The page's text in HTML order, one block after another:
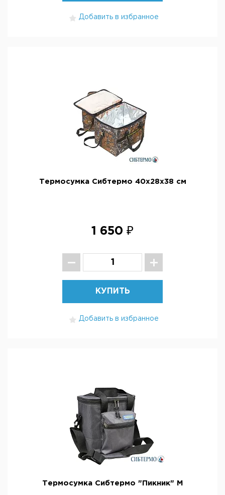
Добавить в избранное
Термосумка Сибтермо 40х28х38 см
1 650 ₽
КУПИТЬ
Добавить в избранное
Термосумка Сибтермо "Пикник" М